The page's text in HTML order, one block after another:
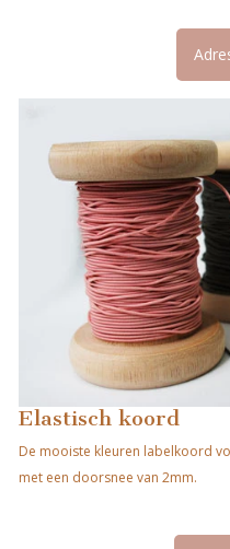
Elastisch koord
De mooiste kleuren labelkoord
met een doorsnee van 2mm.